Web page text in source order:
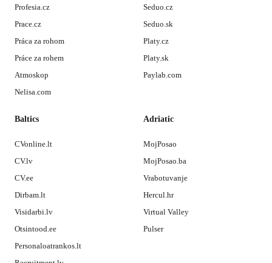
Profesia.cz
Prace.cz
Práca za rohom
Práce za rohem
Atmoskop
Nelisa.com
Seduo.cz
Seduo.sk
Platy.cz
Platy.sk
Paylab.com
Baltics
CVonline.lt
CV.lv
CV.ee
Dirbam.lt
Visidarbi.lv
Otsintood.ee
Personaloatrankos.lt
Adriatic
MojPosao
MojPosao.ba
Vrabotuvanje
Hercul.hr
Virtual Valley
Pulser